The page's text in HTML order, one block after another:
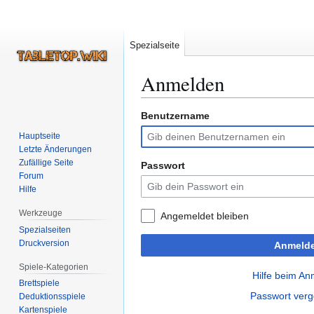
Anmelden
Zur
Navigation
springen
Zur
Suche
springen
Benutzername
Passwort
Angemeldet bleiben
Hilfe beim
Passwort
Spezialseite
Hauptseite
Letzte Änderungen
Zufällige Seite
Forum
Hilfe
Werkzeuge
Spezialseiten
Druckversion
Spiele-Kategorien
Brettspiele
Deduktionsspiele
Kartenspiele